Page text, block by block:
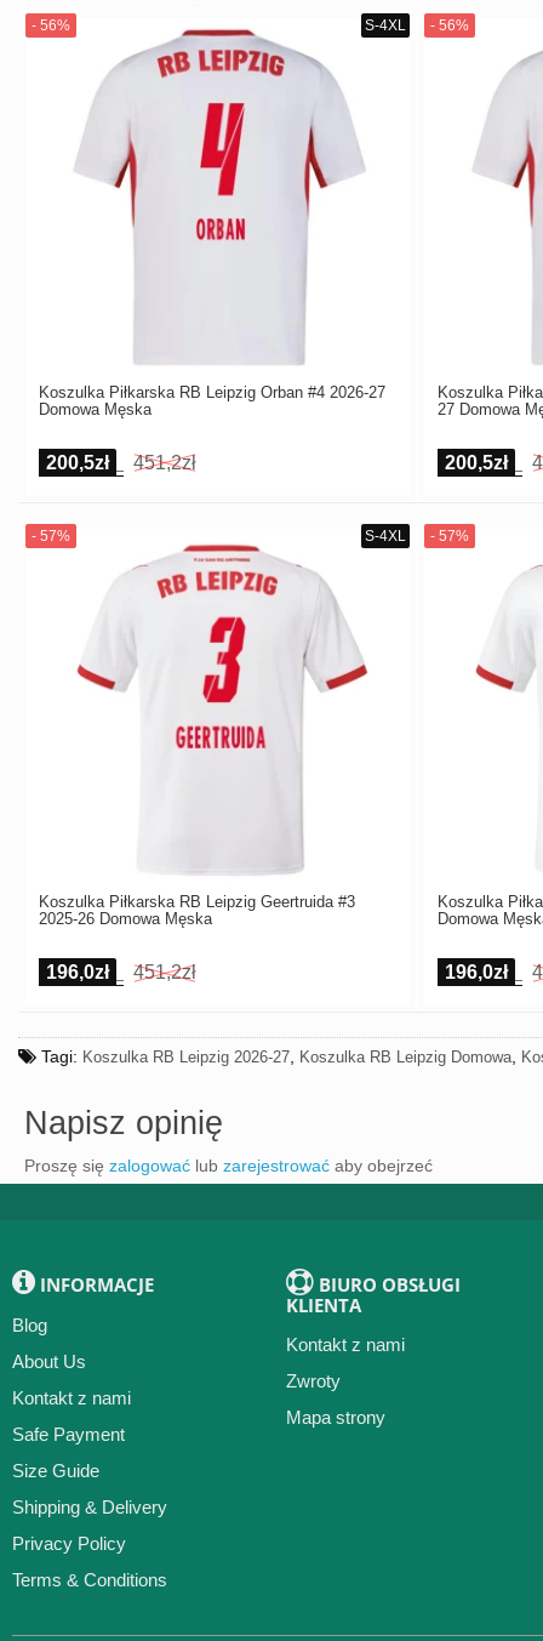
Koszulka Piłkarska RB Leipzig Orban #4 2026-27
Domowa Męska
200,5zł 451,2zł
Koszulka
27 Domowa
200,5zł
Koszulka Piłkarska RB Leipzig Geertruida #3
2025-26 Domowa Męska
196,0zł 451,2zł
Koszulka
Domowa
196,0zł
Tagi: Koszulka RB Leipzig 2026-27 Koszulka RB Leipzig Domowa
Napisz opinię
Proszę się zalogować lub zarejestrować aby obejrzeć
INFORMACJE
Blog
About Us
Kontakt z nami
Safe Payment
Size Guide
Shipping & Delivery
Privacy Policy
Terms & Conditions
BIURO OBSŁUGI
KLIENTA
Kontakt z nami
Zwroty
Mapa strony